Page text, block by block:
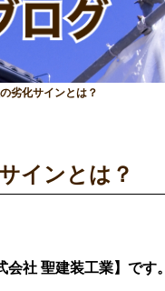
劣化サインとは？
インとは？
社 聖建装工業】です。